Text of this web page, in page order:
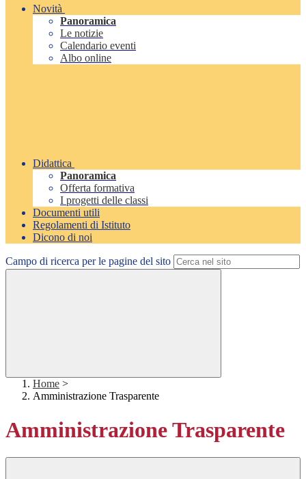
Novità
Panoramica
Le notizie
Calendario eventi
Albo online
Didattica
Panoramica
Offerta formativa
I progetti delle classi
Documenti utili
Regolamenti di Istituto
Dicono di noi
Campo di ricerca per le pagine del sito
Home >
Amministrazione Trasparente
Amministrazione Trasparente